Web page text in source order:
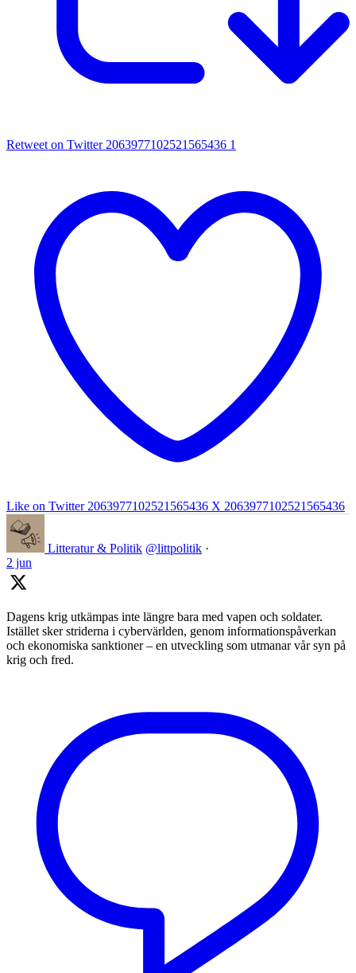
Retweet on Twitter 2063977102521565436 1
Like on Twitter 2063977102521565436 X 2063977102521565436
Litteratur & Politik @littpolitik ·
2 jun
Dagens krig utkämpas inte längre bara med vapen och soldater.
Istället sker striderna i cybervärlden, genom informationspåverkan
och ekonomiska sanktioner – en utveckling som utmanar vår syn på
krig och fred.